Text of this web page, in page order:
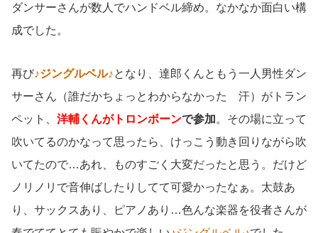
ダンサーさんが数人でハンドベル締め。なかなか面白い構
成でした。
再び♪ジングルベル♪となり、達郎くんともう一人男性ダン
サーさん（誰だかちょっとわからなかった 汗）がトラン
ペット、 洋輔くんがトロンボーンで参加。その場に立って
吹いてるのかなって思ったら、けっこう動き回りながら吹
いてたので…あれ、ものすごく大変だったと思う。だけど
ノリノリで音伸ばしたりしてて可愛かったなぁ。太鼓あ
り、サックスあり、ピアノあり…色んな楽器を役者さんが